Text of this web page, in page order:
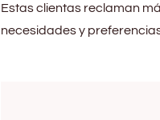
Estas clientas reclaman
necesidades y